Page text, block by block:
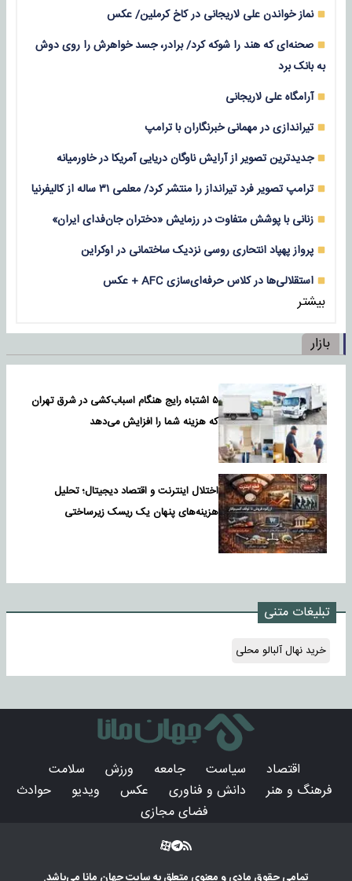
نماز خواندن علی لاریجانی در کاخ کرملین/ عکس
صحنه‌ای که هند را شوکه کرد/ برادر، جسد خواهرش را روی دوش
به بانک برد
آرامگاه علی لاریجانی
تیراندازی در مهمانی خبرنگاران با ترامپ
جدیدترین تصویر از آرایش ناوگان دریایی آمریکا در خاورمیانه
ترامپ تصویر فرد تیرانداز را منتشر کرد/ معلمی ۳۱ ساله از کالیفرنیا
زنانی با پوشش متفاوت در رزمایش «دختران جان‌فدای ایران»
پرواز پهپاد انتحاری روسی نزدیک ساختمانی در اوکراین
استقلالی‌ها در کلاس حرفه‌ای‌سازی AFC + عکس
بیشتر
بازار
۵ اشتباه رایج هنگام اسباب‌کشی در شرق تهران
که هزینه شما را افزایش می‌دهد
اختلال اینترنت و اقتصاد دیجیتال؛ تحلیل
هزینه‌های پنهان یک ریسک زیرساختی
تبلیغات متنی
خرید نهال آلبالو محلی
اقتصاد سیاست جامعه ورزش
سلامت
فرهنگ و هنر
دانش و فناوری عکس ویدیو
حوادث
فضای مجازی